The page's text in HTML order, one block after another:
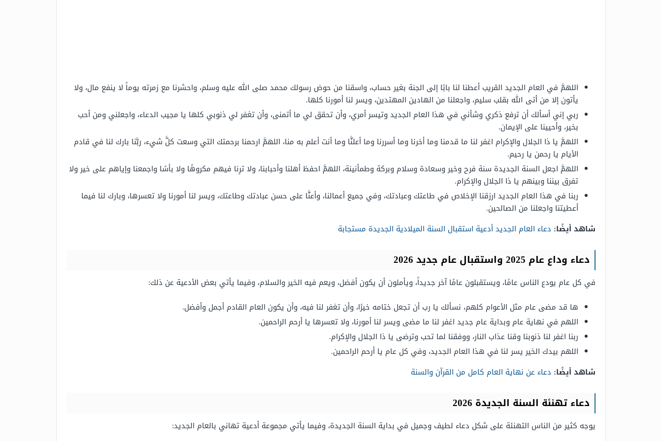
اللهمَّ في العام الجديد القريب أعطنا لنا بابًا إلى الجنة بغير حساب، واسقنا من حوض رسولك محمد صلى الله عليه وسلم، واحشرنا مع زمرته يوماً لا ينفع مال، ولا
يأتون إلا من أتى الله بقلب سليم، واجعلنا من الهادين المهتدين، ويسر لنا أمورنا كلها.
ربي إني أسألك أن ترفع ذكري وشأني في هذا العام الجديد وتيسر أمري، وأن تحقق لي ما أتمنى، وأن تغفر لي ذنوبي كلها يا مجيب الدعاء، واجعلني ومن أحب
بخير، وأحيينا على الإيمان.
اللهمَّ يا ذا الجلال والإكرام اغفر لنا ما قدمنا وما أخرنا وما أسررنا وما أعلنَّا وما أنت أعلم به منا، اللهمَّ ارحمنا برحمتك التي وسعت كلَّ شيء، ربَّنا بارك لنا في قادم
الأيام يا رحمن يا رحيم.
اللهمَّ اجعل السنة الجديدة سنة فرح وخير وسعادة وسلام وبركة وطمأنينة، اللهمَّ احفظ أهلنا وأحبابنا، ولا ترِنا فيهم مكروهًا ولا بأسًا واجمعنا وإياهم على خير ولا
تفرق بيننا وبينهم يا ذا الجلال والإكرام.
ربنا في هذا العام الجديد ارزقنا الإخلاص في طاعتك وعبادتك، وفي جميع أعمالنا، وأعنَّا على حسن عبادتك وطاعتك، ويسر لنا أمورنا ولا تعسرها، وبارك لنا فيما
أعطيتنا واجعلنا من الصالحين.
شاهد أيضًا: دعاء العام الجديد أدعية استقبال السنة الميلادية الجديدة مستجابة
دعاء وداع عام 2025 واستقبال عام جديد 2026
في كل عام يودع الناس عامًا، ويستقبلون عامًا آخر جديداً، ويأملون أن يكون أفضل، ويعم فيه الخير والسلام، وفيما يأتي بعض الأدعية عن ذلك:
ها قد مضى عام مثل الأعوام كلهم، نسألك يا رب أن تجعل ختامه خيرًا، وأن تغفر لنا فيه، وأن يكون العام القادم أجمل وأفضل.
اللهم في نهاية عام وبداية عام جديد اغفر لنا ما مضى ويسر لنا أمورنا، ولا تعسرها يا أرحم الراحمين.
ربنا اغفر لنا ذنوبنا وقنا عذاب النار، ووفقنا لما تحب وترضى يا ذا الجلال والإكرام.
اللهم بيدك الخير يسر لنا في هذا العام الجديد، وفي كل عام يا أرحم الراحمين.
شاهد أيضًا: دعاء عن نهاية العام كامل من القرآن والسنة
دعاء تهنئة السنة الجديدة 2026
يوجه كثير من الناس التهنئة على شكل دعاء لطيف وجميل في بداية السنة الجديدة، وفيما يأتي مجموعة أدعية تهاني بالعام الجديد: